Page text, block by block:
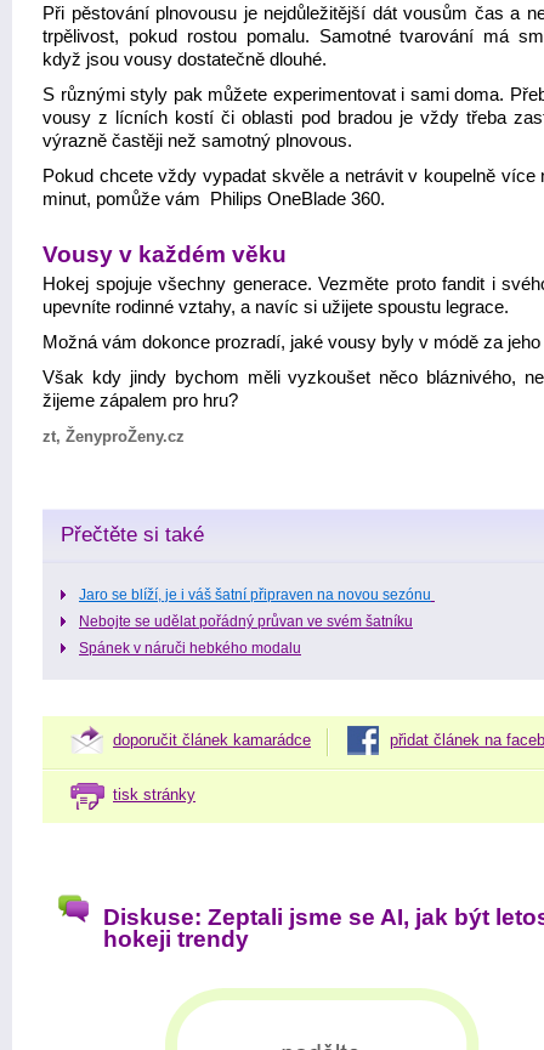
Při pěstování plnovousu je nejdůležitější dát vousům čas a
trpělivost, pokud rostou pomalu. Samotné tvarování má
když jsou vousy dostatečně dlouhé.
S různými styly pak můžete experimentovat i sami doma.
vousy z lícních kostí či oblasti pod bradou je vždy třeba
výrazně častěji než samotný plnovous.
Pokud chcete vždy vypadat skvěle a netrávit v koupelně více
minut, pomůže vám Philips OneBlade 360.
Vousy v každém věku
Hokej spojuje všechny generace. Vezměte proto fandit i
upevníte rodinné vztahy, a navíc si užijete spoustu legrace.
Možná vám dokonce prozradí, jaké vousy byly v módě za
Však kdy jindy bychom měli vyzkoušet něco bláznivého,
žijeme zápalem pro hru?
zt, ŽenyproŽeny.cz
Přečtěte si také
Jaro se blíží, je i váš šatní připraven na novou sezónu
Nebojte se udělat pořádný průvan ve svém šatníku
Spánek v náruči hebkého modalu
doporučit článek kamarádce přidat článek na
tisk stránky
Diskuse: Zeptali jsme se AI, jak být
hokeji trendy